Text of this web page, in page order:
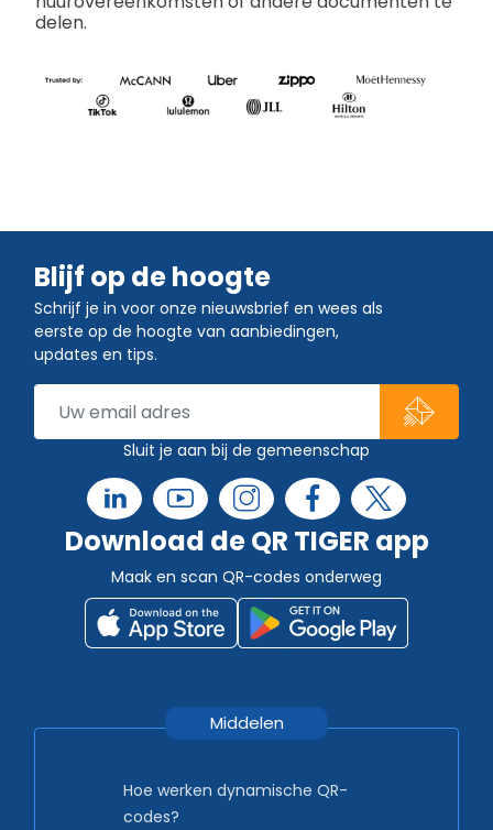
delen.
Blijf op de hoogte
Schrijf je in voor onze nieuwsbrief en wees als
eerste op de hoogte van aanbiedingen,
updates en tips.
Sluit je aan bij de gemeenschap
Download de QR TIGER app
Maak en scan QR-codes onderweg
Middelen
Hoe werken dynamische QR-
codes?